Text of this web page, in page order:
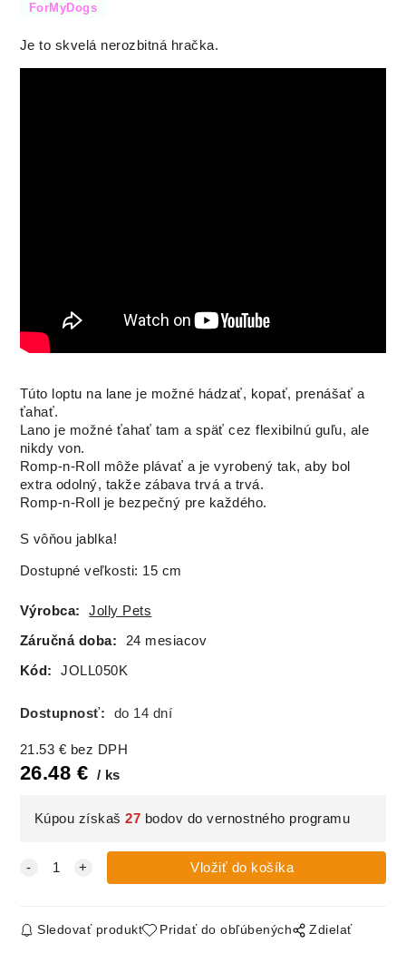
ForMyDogs
Je to skvelá nerozbitná hračka.
Túto loptu na lane je možné hádzať, kopať, prenášať a
ťahať.
Lano je možné ťahať tam a späť cez flexibilnú guľu, ale
nikdy von.
Romp-n-Roll môže plávať a je vyrobený tak, aby bol
extra odolný, takže zábava trvá a trvá.
Romp-n-Roll je bezpečný pre každého.
S vôňou jablka!
Dostupné veľkosti: 15 cm
Výrobca: Jolly Pets
Záručná doba: 24 mesiacov
Kód: JOLL050K
Dostupnosť: do 14 dní
21.53 € bez DPH
26.48 € ks
Kúpou získaš27 bodov do vernostného programu
Sledovať produkt Pridať do obľúbených Zdielať